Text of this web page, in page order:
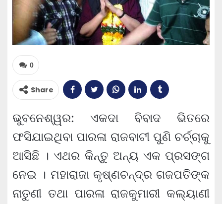
0
Share
ଭୁବନେଶ୍ୱର: ଏକଦା ବିବାଦ ଭିତରେ
ଫସିଯାଇଥିବା ପାରଳା ରାଜବାଟୀ ପୁଣି ଚର୍ଚ୍ଚାକୁ
ଆସିଛି । ଏଥର କିନ୍ତୁ ଅନ୍ୟ ଏକ ପ୍ରସଙ୍ଗ
ନେଇ । ମହାରାଜା କୃଷ୍ଣଚନ୍ଦ୍ର ଗଜପତିଙ୍କ
ନାତୁଣୀ ତଥା ପାରଳା ରାଜକୁମାରୀ କଲ୍ୟାଣୀ